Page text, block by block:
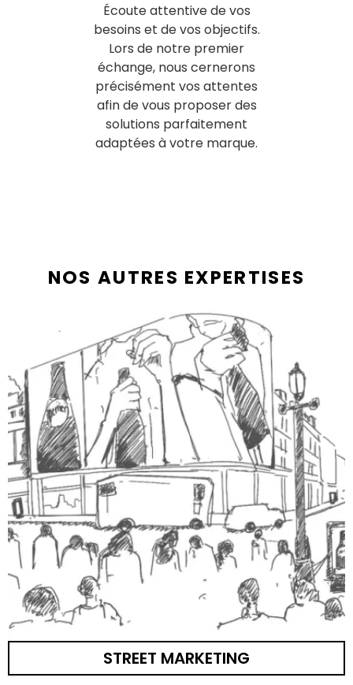
Écoute attentive de vos
besoins et de vos objectifs.
Lors de notre premier
échange, nous cernerons
précisément vos attentes
afin de vous proposer des
solutions parfaitement
adaptées à votre marque.
NOS AUTRES EXPERTISES
STREET MARKETING